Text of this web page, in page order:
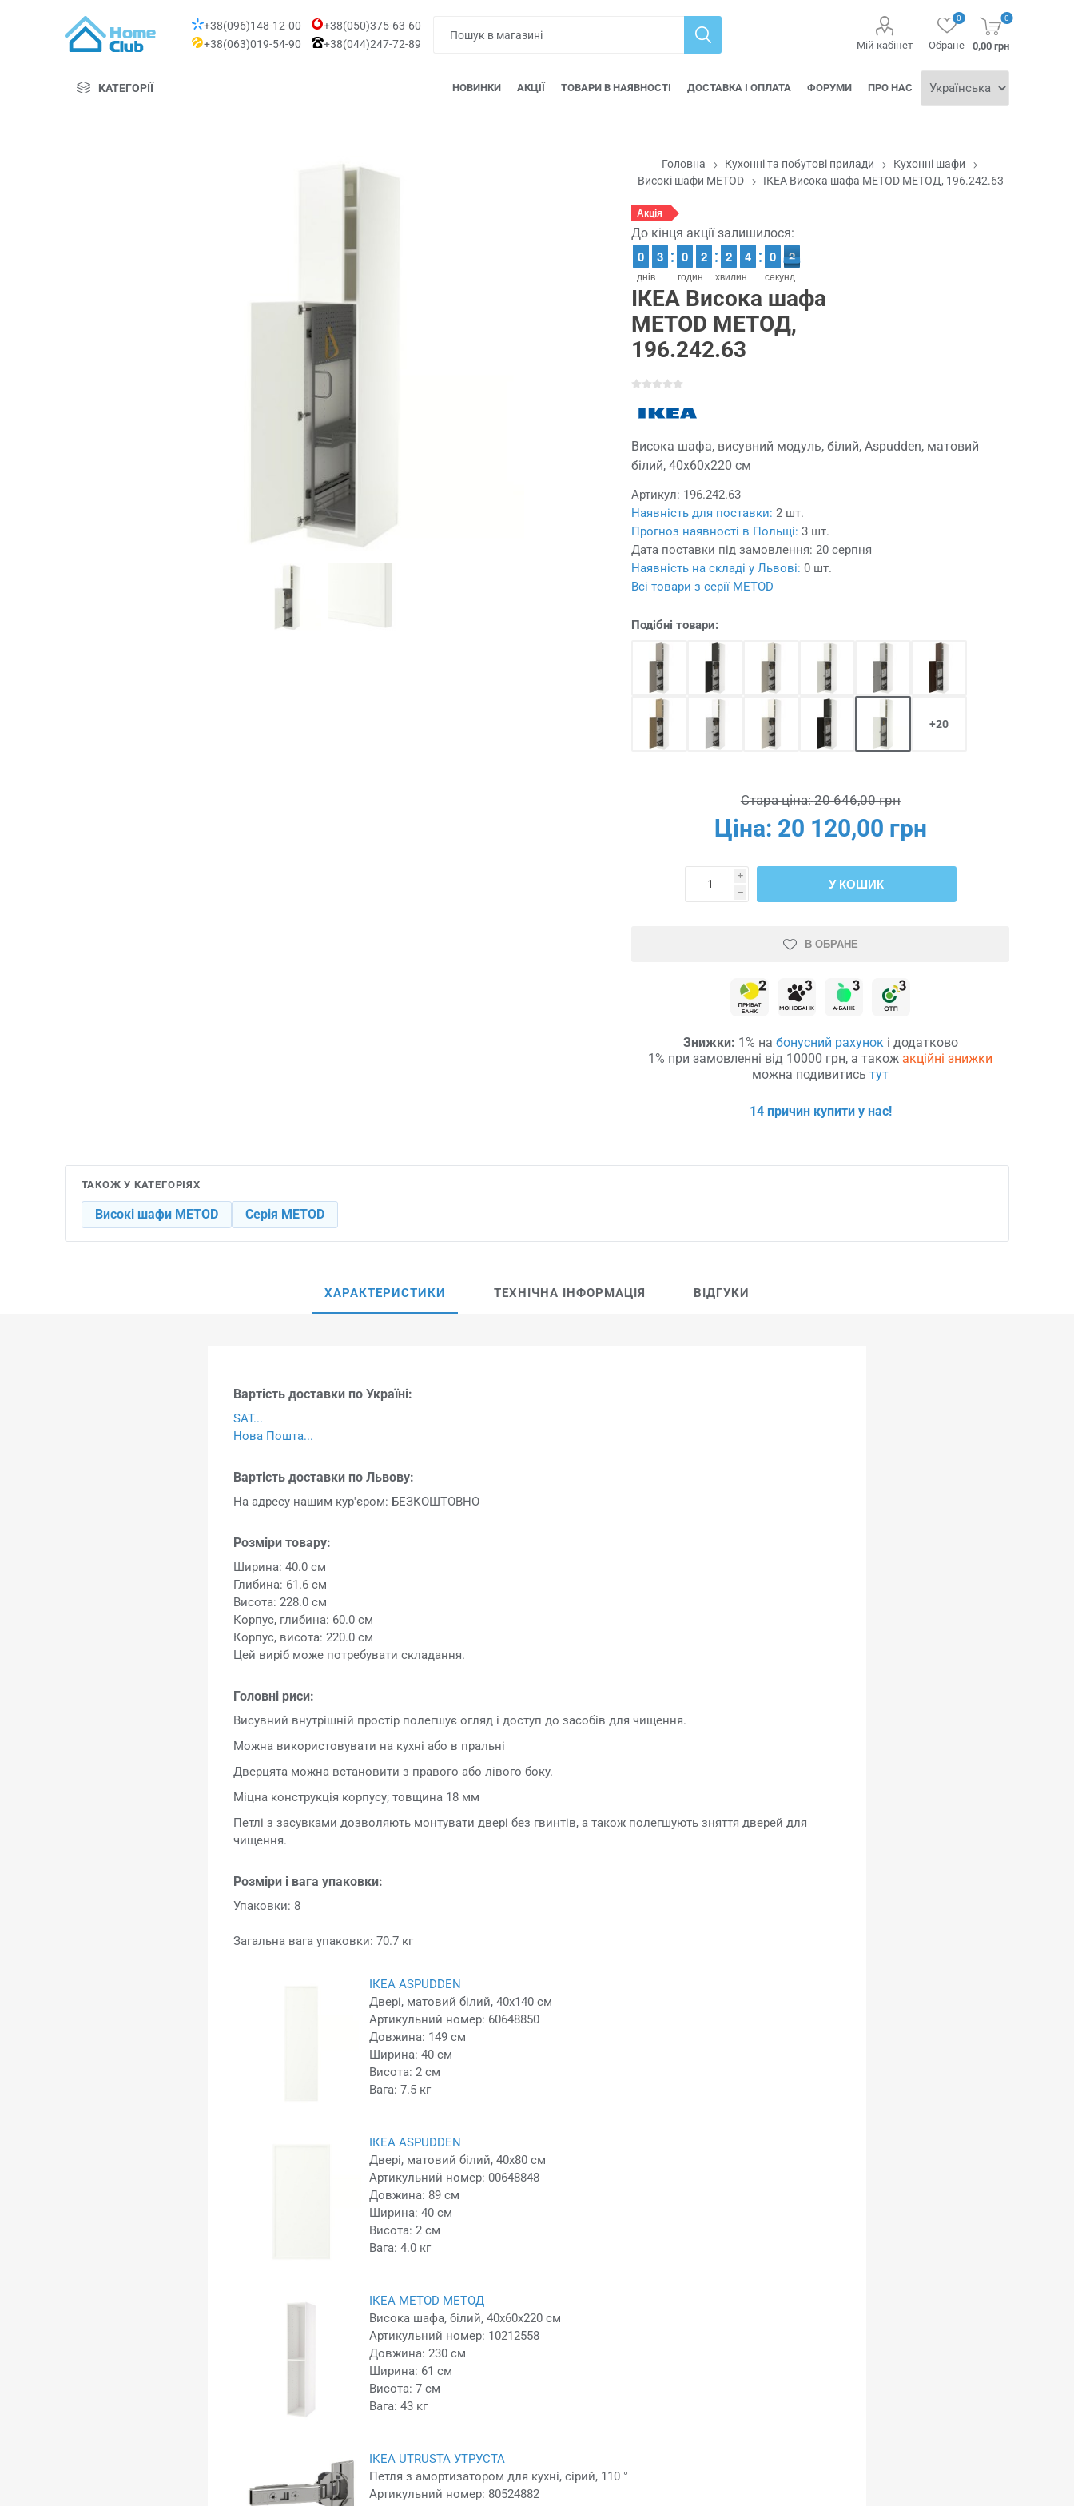
+38(096)148-12-00
+38(050)375-63-60
+38(063)019-54-90
+38(044)247-72-89 Мій кабінет Обране
0 0
0,00 грн
КАТЕГОРІЇ НОВИНКИ АКЦІЇ ТОВАРИ В НАЯВНОСТІ ДОСТАВКА І ОПЛАТА ФОРУМИ ПРО НАС
Головна Кухонні та побутові прилади
Кухонні шафи
Високі шафи METOD
ІКЕА Висока шафа METOD МЕТОД, 196.242.63
Акція
До кінця акції залишилося:
днів
9
9
0
0 2
2
3
3
годин
9
9
0
0 1
1
2
2
хвилин
1
1
2
2 3
3
4
4
секунд
1
0
0 2
1
1
ІКЕА Висока шафа
METOD МЕТОД,
196.242.63
Висока шафа, висувний модуль, білий, Aspudden, матовий
білий, 40x60x220 см
Артикул: 196.242.63
Наявність для поставки: 2 шт.
Прогноз наявності в Польщі: 3 шт.
Дата поставки під замовлення: 20 серпня
Наявність на складі у Львові: 0 шт.
Всі товари з серії METOD
Подібні товари:
+20
Стара ціна: 20 646,00 грн
Ціна: 20 120,00 грн
i
h
У КОШИК
В ОБРАНЕ
Знижки: 1% на бонусний рахунок і додатково
1% при замовленні від 10000 грн, а такожакційні знижки
можна подивитисьтут
14 причин купити у нас!
ТАКОЖ У КАТЕГОРІЯХ
Високі шафи METOD Серія METOD
ХАРАКТЕРИСТИКИ ТЕХНІЧНА ІНФОРМАЦІЯ ВІДГУКИ
Вартість доставки по Україні:
SAT...
Нова Пошта...
Вартість доставки по Львову:
На адресу нашим кур'єром: БЕЗКОШТОВНО
Розміри товару:
Ширина: 40.0 см
Глибина: 61.6 см
Висота: 228.0 см
Корпус, глибина: 60.0 см
Корпус, висота: 220.0 см
Цей виріб може потребувати складання.
Головні риси:
Висувний внутрішній простір полегшує огляд і доступ до засобів для чищення.
Можна використовувати на кухні або в пральні
Дверцята можна встановити з правого або лівого боку.
Міцна конструкція корпусу; товщина 18 мм
Петлі з засувками дозволяють монтувати двері без гвинтів, а також полегшують зняття дверей для
чищення.
Розміри і вага упаковки:
Упаковки: 8
Загальна вага упаковки: 70.7 кг
ІКЕА ASPUDDEN
Двері, матовий білий, 40x140 см
Артикульний номер: 60648850
Довжина: 149 см
Ширина: 40 см
Висота: 2 см
Вага: 7.5 кг
ІКЕА ASPUDDEN
Двері, матовий білий, 40x80 см
Артикульний номер: 00648848
Довжина: 89 см
Ширина: 40 см
Висота: 2 см
Вага: 4.0 кг
ІКЕА METOD МЕТОД
Висока шафа, білий, 40x60x220 см
Артикульний номер: 10212558
Довжина: 230 см
Ширина: 61 см
Висота: 7 см
Вага: 43 кг
ІКЕА UTRUSTA УТРУСТА
Петля з амортизатором для кухні, сірий, 110 °
Артикульний номер: 80524882